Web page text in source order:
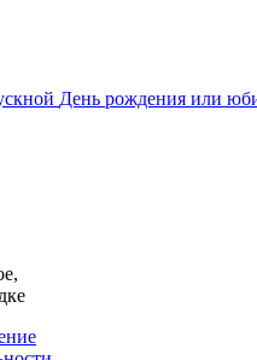
День рождения или